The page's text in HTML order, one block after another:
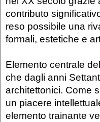
contributo
reso possibile una
formali, estetiche e
Elemento centrale
che dagli anni
architettonici. Come
un piacere
elemento trainante